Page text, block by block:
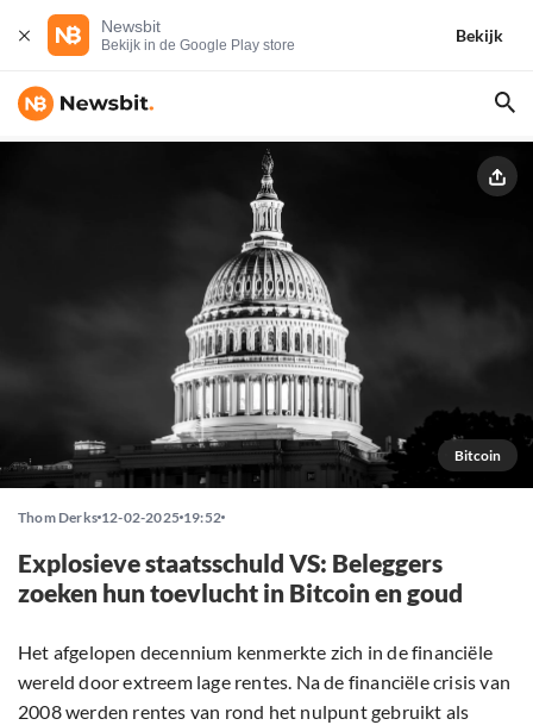
Newsbit
Bekijk in de Google Play store
Bekijk
Bitcoin
Thom Derks 12-02-2025 19:52
Explosieve staatsschuld VS: Beleggers
zoeken hun toevlucht in Bitcoin en goud
Het afgelopen decennium kenmerkte zich in de financiële
wereld door extreem lage rentes. Na de financiële crisis van
2008 werden rentes van rond het nulpunt gebruikt als